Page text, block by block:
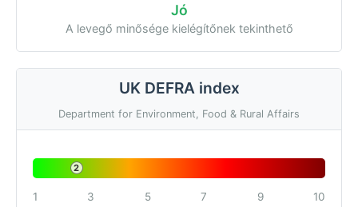
Jó
A levegő minősége kielégítőnek tekinthető
UK DEFRA index
Department for Environment, Food & Rural Affairs
2
1 3 5 7 9 10